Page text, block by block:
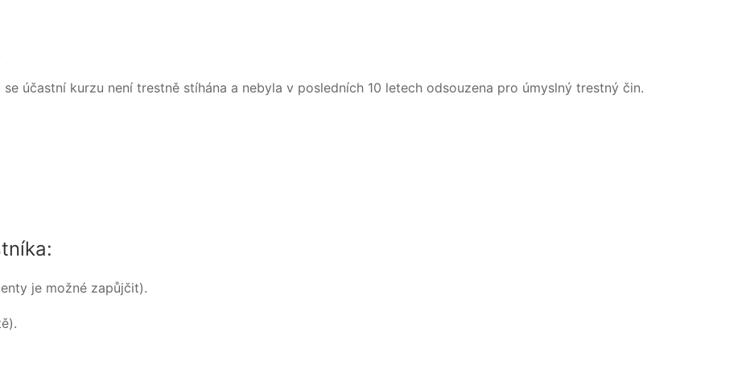
účastní kurzu není trestně stíhána a nebyla v posledních 10 letech odsouzena pro úmyslný trestný čin.
je možné zapůjčit).